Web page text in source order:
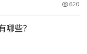
620
哪些？